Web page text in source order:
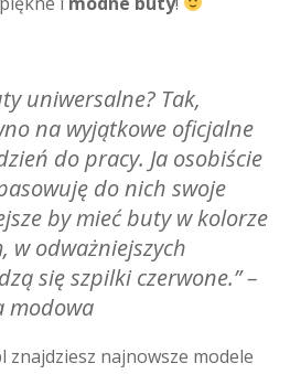
uniwersalne? Tak,
na wyjątkowe oficjalne
do pracy. Ja osobiście
do nich swoje
by mieć buty w kolorze
w odważniejszych
się szpilki czerwone.”–
modowa
najnowsze modele